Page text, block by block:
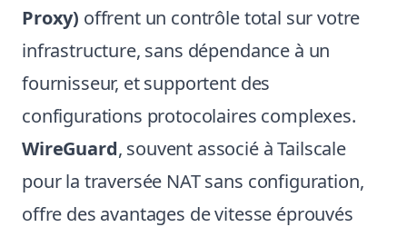
Proxy) offrent un contrôle total sur votre
infrastructure, sans dépendance à un
fournisseur, et supportent des
configurations protocolaires complexes.
WireGuard, souvent associé à Tailscale
pour la traversée NAT sans configuration,
offre des avantages de vitesse éprouvés